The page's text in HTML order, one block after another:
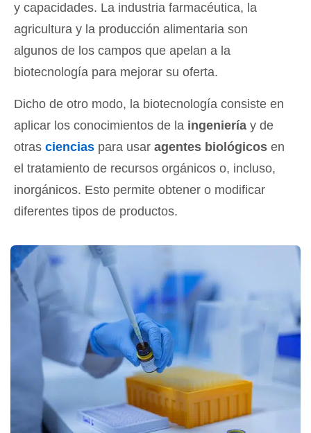
y capacidades. La industria farmacéutica, la
agricultura y la producción alimentaria son
algunos de los campos que apelan a la
biotecnología para mejorar su oferta.
Dicho de otro modo, la biotecnología consiste en
aplicar los conocimientos de la ingeniería y de
otras ciencias para usar agentes biológicos en
el tratamiento de recursos orgánicos o, incluso,
inorgánicos. Esto permite obtener o modificar
diferentes tipos de productos.